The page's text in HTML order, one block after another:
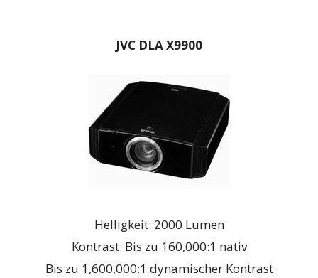
JVC DLA X9900
Helligkeit: 2000 Lumen
Kontrast: Bis zu 160,000:1 nativ
Bis zu 1,600,000:1 dynamischer Kontrast